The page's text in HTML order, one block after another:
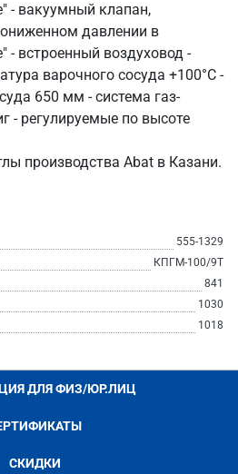
- вакуумный клапан,
давлении в
- встроенный воздуховод -
варочного сосуда +100°С -
650 мм - система газ-
- регулируемые по высоте
производства Abat в Казани.
555-1329
КПГМ-100/9T
841
1030
1018
ДЛЯ ФИЗ/ЮР.ЛИЦ
СКИДКИ